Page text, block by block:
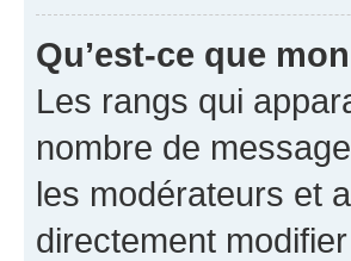
Qu’est-ce que
Les rangs qui
nombre de
les modérateurs et
directement